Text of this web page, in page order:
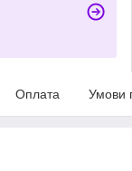
Оплата Умови